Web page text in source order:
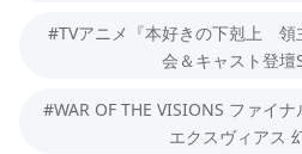
#TVアニメ『本好きの下剋上 領
会＆キャスト登壇
#WAR OF THE VISIONS ファイ
エクスヴィアス